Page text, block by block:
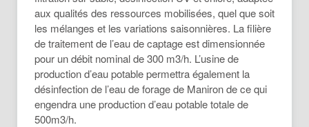
aux qualités des ressources mobilisées, quel que soit
les mélanges et les variations saisonnières. La filière
de traitement de l’eau de captage est dimensionnée
pour un débit nominal de 300 m3/h. L’usine de
production d’eau potable permettra également la
désinfection de l’eau de forage de Maniron de ce qui
engendra une production d’eau potable totale de
500m3/h.